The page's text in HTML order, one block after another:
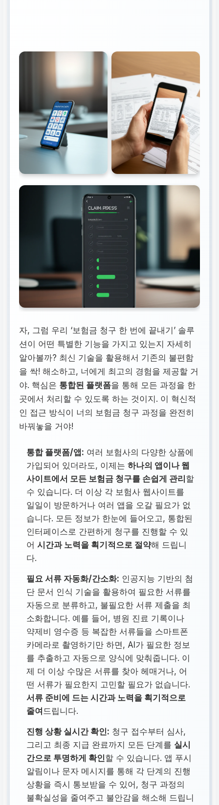
자, 그럼 우리 ‘보험금 청구 한 번에 끝내기’ 솔루
션이 어떤 특별한 기능을 가지고 있는지 자세히
알아볼까? 최신 기술을 활용해서 기존의 불편함
을 싹! 해소하고, 너에게 최고의 경험을 제공할 거
야. 핵심은 통합된 플랫폼을 통해 모든 과정을 한
곳에서 처리할 수 있도록 하는 것이지. 이 혁신적
인 접근 방식이 너의 보험금 청구 과정을 완전히
바꿔놓을 거야!
통합 플랫폼/앱: 여러 보험사의 다양한 상품에
가입되어 있더라도, 이제는하나의 앱이나 웹
사이트에서 모든 보험금 청구를 손쉽게 관리할
수 있습니다. 더 이상 각 보험사 웹사이트를
일일이 방문하거나 여러 앱을 오갈 필요가 없
습니다. 모든 정보가 한눈에 들어오고, 통합된
인터페이스로 간편하게 청구를 진행할 수 있
어시간과 노력을 획기적으로 절약해 드립니
다.
필요 서류 자동화/간소화: 인공지능 기반의 첨
단 문서 인식 기술을 활용하여 필요한 서류를
자동으로 분류하고, 불필요한 서류 제출을 최
소화합니다. 예를 들어, 병원 진료 기록이나
약제비 영수증 등 복잡한 서류들을 스마트폰
카메라로 촬영하기만 하면, AI가 필요한 정보
를 추출하고 자동으로 양식에 맞춰줍니다. 이
제 더 이상 수많은 서류를 찾아 헤매거나, 어
떤 서류가 필요한지 고민할 필요가 없습니다.
서류 준비에 드는 시간과 노력을 획기적으로
줄여 드립니다.
진행 상황 실시간 확인: 청구 접수부터 심사,
그리고 최종 지급 완료까지 모든 단계를 실시
간으로 투명하게 확인할 수 있습니다. 앱 푸시
알림이나 문자 메시지를 통해 각 단계의 진행
상황을 즉시 통보받을 수 있어, 청구 과정의
불확실성을 줄여주고 불안감을 해소해 드립니